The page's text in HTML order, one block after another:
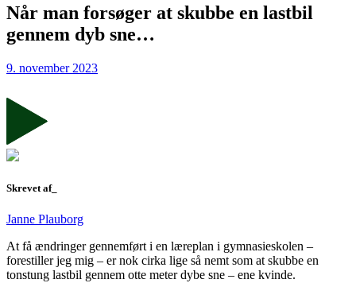
Når man forsøger at skubbe en lastbil
gennem dyb sne…
9. november 2023
Skrevet af_
Janne Plauborg
At få ændringer gennemført i en læreplan i gymnasieskolen –
forestiller jeg mig – er nok cirka lige så nemt som at skubbe en
tonstung lastbil gennem otte meter dybe sne – ene kvinde.